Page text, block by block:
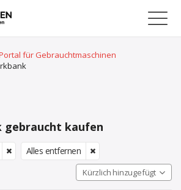
für Gebrauchtmaschinen
gebraucht kaufen
Alles entfernen
Kürzlich hinzugefügt